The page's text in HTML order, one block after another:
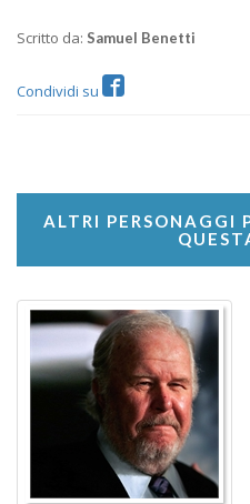
Scritto da: Samuel Benetti
Condividi su
ALTRI PERSONAGGI